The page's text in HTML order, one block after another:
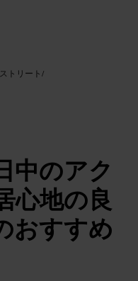
トリート/
中のアク
心地の良
おすすめ